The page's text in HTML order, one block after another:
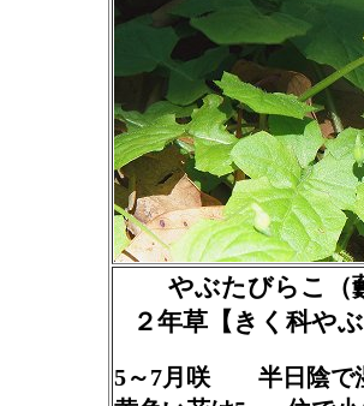
やぶたびらこ（
２年草【きく科や
5～7月咲 半日陰で